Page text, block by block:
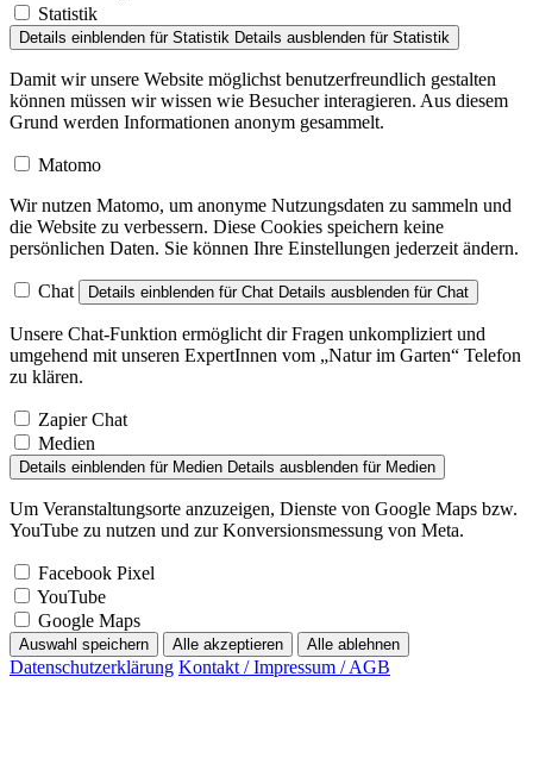
Statistik
Details einblenden für Statistik Details ausblenden für Statistik
Damit wir unsere Website möglichst benutzerfreundlich gestalten
können müssen wir wissen wie Besucher interagieren. Aus diesem
Grund werden Informationen anonym gesammelt.
Matomo
Wir nutzen Matomo, um anonyme Nutzungsdaten zu sammeln und
die Website zu verbessern. Diese Cookies speichern keine
persönlichen Daten. Sie können Ihre Einstellungen jederzeit ändern.
Chat Details einblenden für Chat Details ausblenden für Chat
Unsere Chat-Funktion ermöglicht dir Fragen unkompliziert und
umgehend mit unseren ExpertInnen vom „Natur im Garten“ Telefon
zu klären.
Zapier Chat
Medien
Details einblenden für Medien Details ausblenden für Medien
Um Veranstaltungsorte anzuzeigen, Dienste von Google Maps bzw.
YouTube zu nutzen und zur Konversionsmessung von Meta.
Facebook Pixel
YouTube
Google Maps
Auswahl speichern Alle akzeptieren Alle ablehnen
Datenschutzerklärung Kontakt / Impressum / AGB